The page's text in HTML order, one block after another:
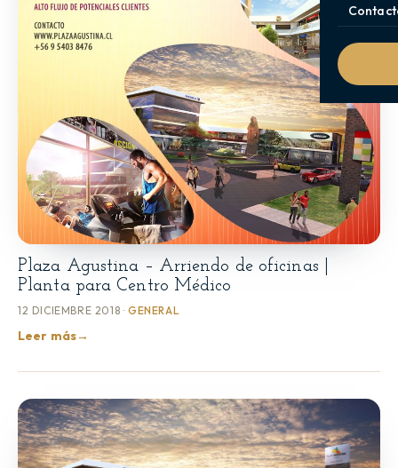
Plaza Agustina – Arriendo de oficinas |
Planta para Centro Médico
12 DICIEMBRE 2018 · GENERAL
Leer más→